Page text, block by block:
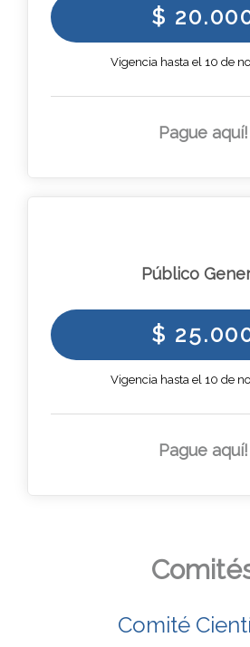
$
Vigencia hasta el 10 de
Pague aquí!
Público
$
Vigencia hasta el 10 de
Pague aquí!
Comité